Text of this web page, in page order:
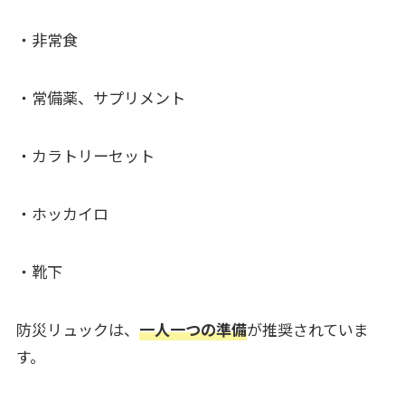
・非常食
・常備薬、サプリメント
・カラトリーセット
・ホッカイロ
・靴下
防災リュックは、 一人一つの準備が推奨されていま
す。